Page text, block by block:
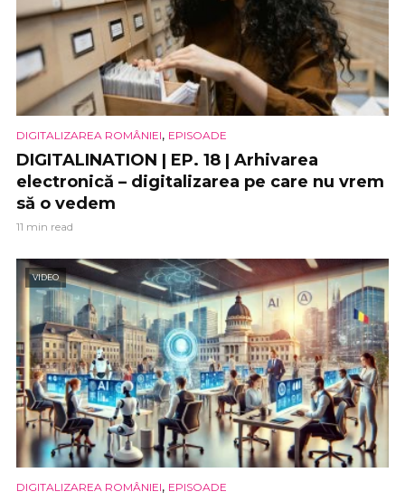
DIGITALIZAREA ROMÂNIEI, EPISOADE
DIGITALINATION | EP. 18 | Arhivarea
electronică – digitalizarea pe care nu vrem
să o vedem
11 min read
VIDEO
DIGITALIZAREA ROMÂNIEI, EPISOADE